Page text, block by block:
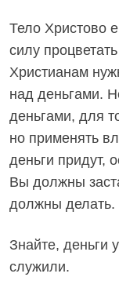
Тело Христово
силу
Христианам
над деньгами.
деньгами, для
но применять
деньги придут,
Вы должны
должны делать.
Знайте, деньги
служили.